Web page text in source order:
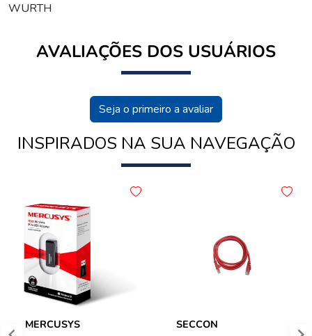
WURTH
AVALIAÇÕES DOS USUÁRIOS
Seja o primeiro a avaliar
INSPIRADOS NA SUA NAVEGAÇÃO
MERCUSYS SECCON